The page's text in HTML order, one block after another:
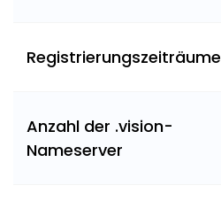
Registrierungszeiträume
Anzahl der .vision-
Nameserver